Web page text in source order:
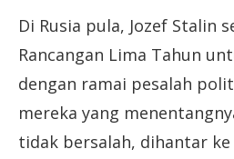
Di Rusia pula, Jozef Stalin
Rancangan Lima Tahun
dengan ramai pesalah
mereka yang
tidak bersalah, dihantar